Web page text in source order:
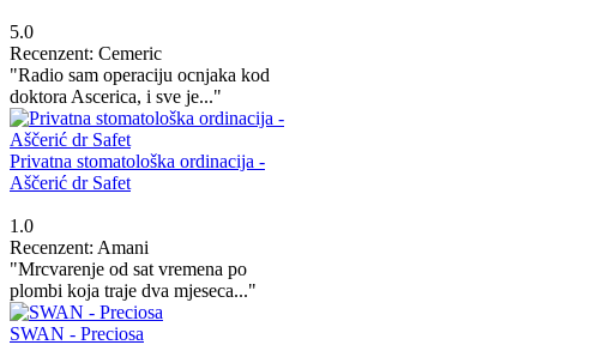
5.0
Recenzent: Cemeric
"Radio sam operaciju ocnjaka kod
doktora Ascerica, i sve je..."
Privatna stomatološka ordinacija -
Aščerić dr Safet
1.0
Recenzent: Amani
"Mrcvarenje od sat vremena po
plombi koja traje dva mjeseca..."
SWAN - Preciosa